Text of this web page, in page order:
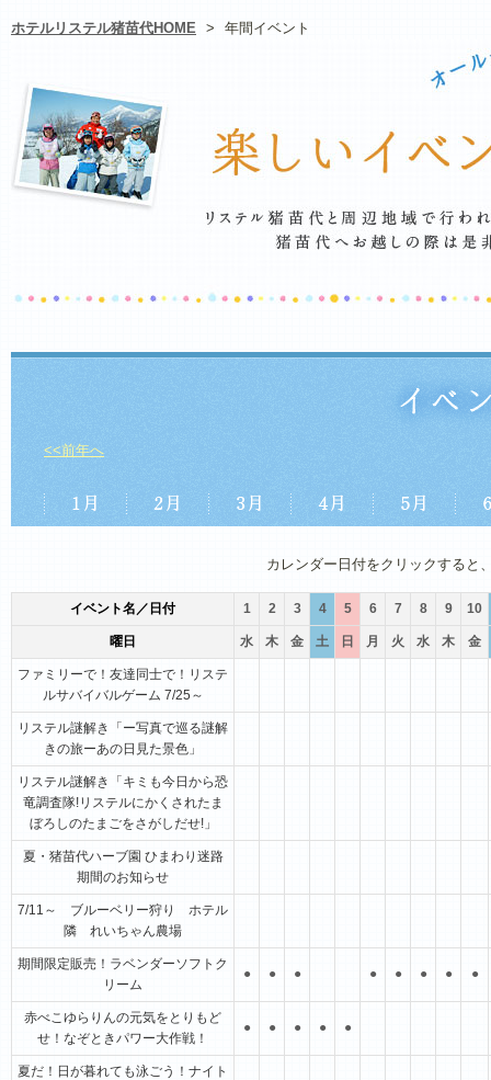
ホテルリステル猪苗代HOME > 年間イベント
<<前年へ
カレンダー日付をクリックすると
イベント名／日付 1 2 3 4 5 6 7 8 9 10
曜日 水 木 金 土 日 月 火 水 木 金
ファミリーで！友達同士で！リステ
ルサバイバルゲーム 7/25～
リステル謎解き「ー写真で巡る謎解
きの旅ーあの日見た景色」
リステル謎解き「キミも今日から恐
竜調査隊!リステルにかくされたま
ぼろしのたまごをさがしだせ!」
夏・猪苗代ハーブ園 ひまわり迷路
期間のお知らせ
7/11～ ブルーベリー狩り ホテル
隣 れいちゃん農場
期間限定販売！ラベンダーソフトク
リーム
● ● ● ● ● ● ● ●
赤べこゆらりんの元気をとりもど
せ！なぞときパワー大作戦！
● ● ● ● ●
夏だ！日が暮れても泳ごう！ナイト